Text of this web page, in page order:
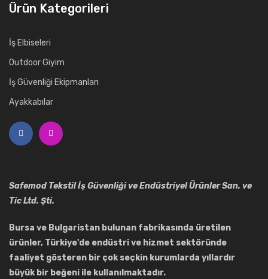
Ürün Kategorileri
İş Elbiseleri
Outdoor Giyim
İş Güvenliği Ekipmanları
Ayakkabılar
Safemod Tekstil İş Güvenliği ve Endüstriyel Ürünler San. ve
Tic Ltd. Şti.
Bursa ve Bulgaristan bulunan fabrikasında üretilen
ürünler, Türkiye'de endüstri ve hizmet sektöründe
faaliyet gösteren bir çok seçkin kurumlarda yıllardır
büyük bir beğeni ile kullanılmaktadır.